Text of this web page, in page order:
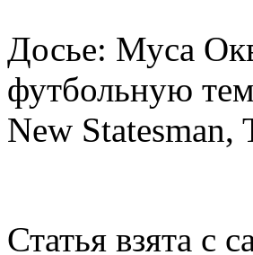
Досье: Муса
футбольную
New Statesman,
Статья взята с